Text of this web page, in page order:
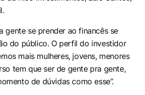
gente se prender ao financês se
do público. O perfil do investidor
mais mulheres, jovens, menores
tem que ser de gente pra gente,
de dúvidas como esse”.